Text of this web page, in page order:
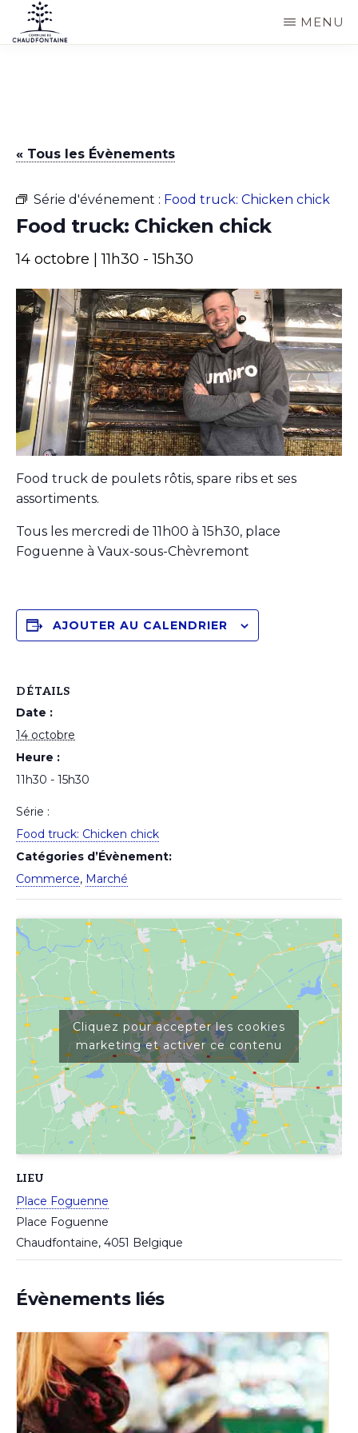
Passer
au
commune
Chaudfontaine
MENU
« Tous les Évènements
Série d'événement : Food truck: Chicken chick
Food truck: Chicken chick
14 octobre | 11h30 -15h30
Food truck de poulets rôtis, spare ribs et ses
assortiments.
Tous les mercredi de 11h00 à 15h30, place
Foguenne à Vaux-sous-Chèvremont
AJOUTER AU CALENDRIER
DÉTAILS
Date :
14 octobre
Heure :
11h30 - 15h30
Série :
Food truck: Chicken chick
Catégories d’Évènement:
Commerce, Marché
LIEU
Place Foguenne
Place Foguenne
Chaudfontaine, 4051 Belgique
Cliquez pour accepter les cookies
marketing et activer ce contenu
Évènements liés